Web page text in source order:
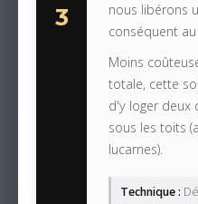
3
nous libérons
conséquent
Moins
totale, cette
d'y loger deux
sous les toits
lucarnes).
Technique :